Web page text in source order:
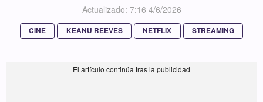
Actualizado: 7:16 4/6/2026
CINE KEANU REEVES NETFLIX STREAMING